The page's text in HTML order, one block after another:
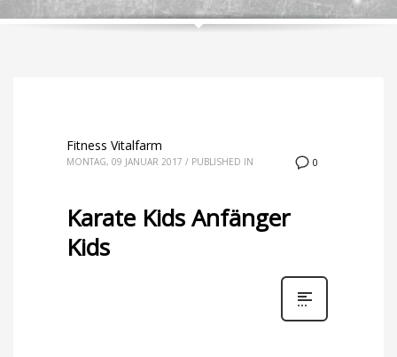
0
Fitness Vitalfarm
MONTAG, 09 JANUAR 2017 / PUBLISHED IN
Karate Kids Anfänger
Kids